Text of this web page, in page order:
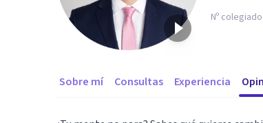
Nº colegiado:
Sobre mí Consultas Experiencia